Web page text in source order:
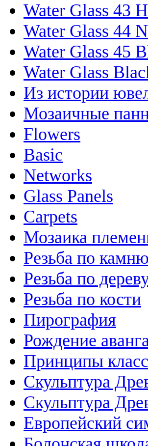
Water Glass 43
Water Glass 44
Water Glass 45
Water Glass
Из истории
Мозаичные
Flowers
Basic
Networks
Glass Panels
Carpets
Мозаика
Резьба по камню
Резьба по
Резьба по кости
Пирография
Рождение
Принципы
Скульптура
Скульптура
Европейский